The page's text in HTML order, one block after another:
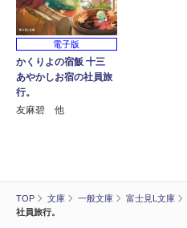
TOP 文庫 一般文庫 富士見L文庫
社員旅行。
電子版
かくりよの宿飯 十三
あやかしお宿の社員旅
行。
友麻碧 他